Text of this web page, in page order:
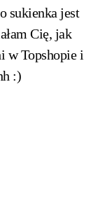
sukienka jest
Cię, jak
w Topshopie i
:)